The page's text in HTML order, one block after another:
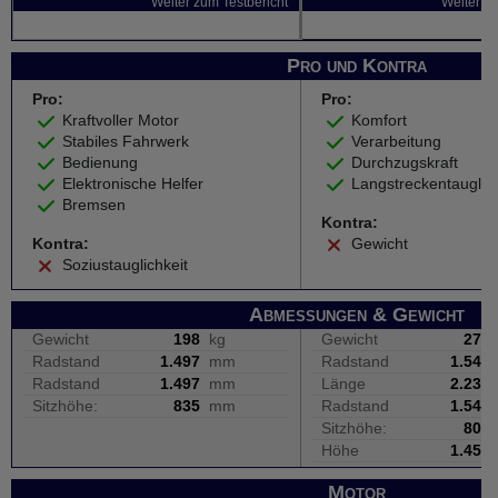
Pro und Kontra
Pro:
Kraftvoller Motor
Stabiles Fahrwerk
Bedienung
Elektronische Helfer
Bremsen
Kontra:
Soziustauglichkeit
Pro:
Komfort
Verarbeitung
Durchzugskraft
Kontra:
Gewicht
Abmessungen & Gewicht
Gewicht 198 kg
Radstand
1.497
mm
Radstand
1.497
mm
Sitzhöhe:
835 mm
Gewicht
275
Radstand
1.545
Länge
2.230
Radstand
1.545
Sitzhöhe:
805
Höhe
1.450
Motor